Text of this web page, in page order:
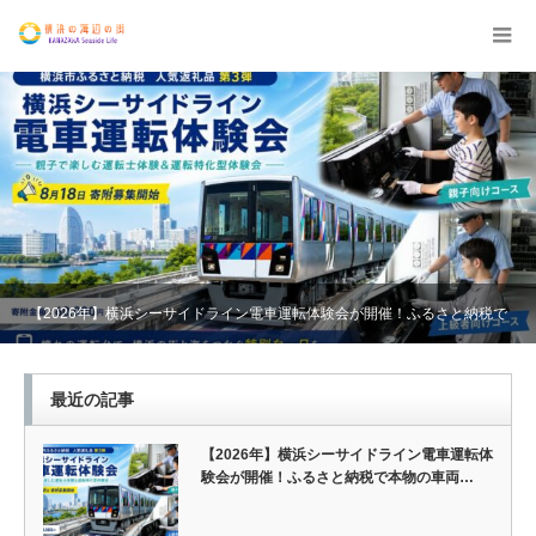
【2026年】横浜シーサイドライン電車運転体験会が開催！ふるさと納税で
本物の車両を運…
最近の記事
【2026年】横浜シーサイドライン電車運転体
験会が開催！ふるさと納税で本物の車両…